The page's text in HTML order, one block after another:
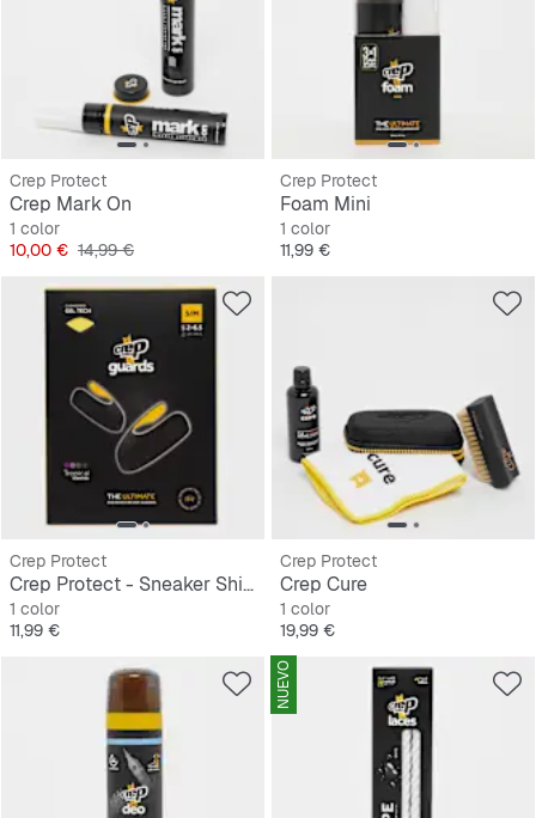
Crep Protect
Crep Mark On
1 color
Precio
10,00 € Precio original
14,99 €
Crep Protect
Foam Mini
1 color
Precio
11,99 €
Crep Protect
Crep Protect - Sneaker Shields
1 color
Precio
11,99 €
Crep Protect
Crep Cure
1 color
Precio
19,99 €
NUEVO